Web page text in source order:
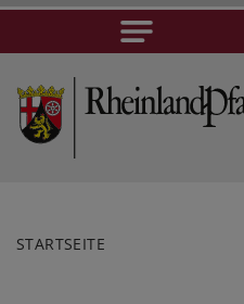
STARTSEITE